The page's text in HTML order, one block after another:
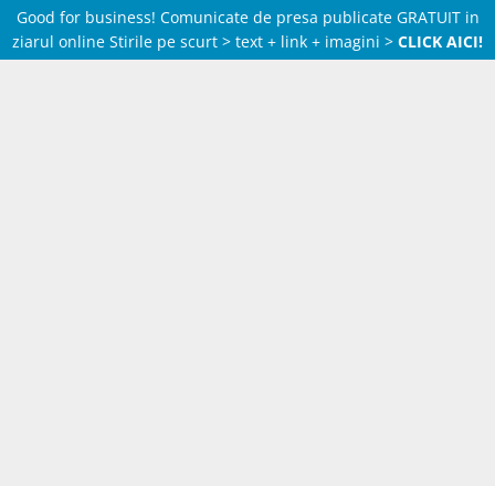
Good for business! Comunicate de presa publicate GRATUIT in
ziarul online Stirile pe scurt > text + link + imagini > CLICK AICI!